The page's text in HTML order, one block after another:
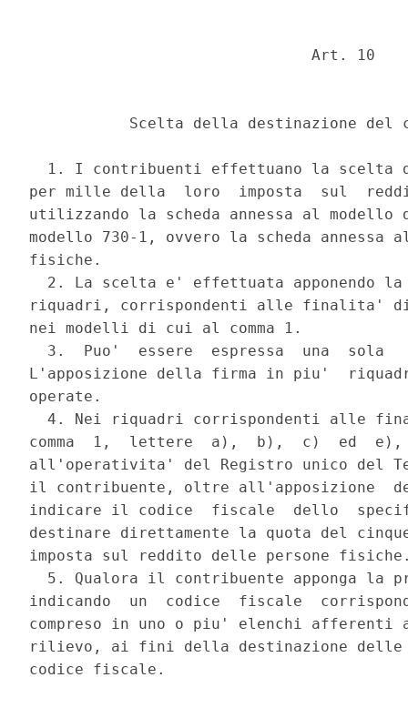
                               Art. 10
Scelta della destinazione del
1. I contribuenti effettuano la scelta
per mille della  loro  imposta  sul
utilizzando la scheda annessa al
modello 730-1, ovvero la scheda
fisiche.
2. La scelta e' effettuata apponendo
riquadri, corrispondenti alle finalita'
nei modelli di cui al comma 1.
3.  Puo'  essere  espressa  una  sola
L'apposizione della firma in piu'
operate.
4. Nei riquadri corrispondenti alle
comma  1,  lettere  a),  b),  c)  ed
all'operativita' del Registro unico del
il contribuente, oltre all'apposizione
indicare il codice  fiscale  dello
destinare direttamente la quota del
imposta sul reddito delle persone
5. Qualora il contribuente apponga la
indicando  un  codice  fiscale
compreso in uno o piu' elenchi
rilievo, ai fini della destinazione delle